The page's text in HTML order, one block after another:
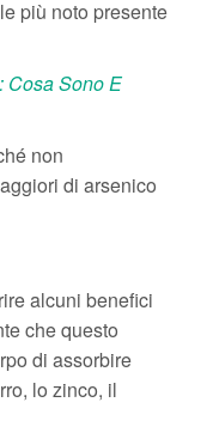
più noto presente
Cosa Sono E
non
di arsenico
alcuni benefici
che questo
di assorbire
lo zinco, il